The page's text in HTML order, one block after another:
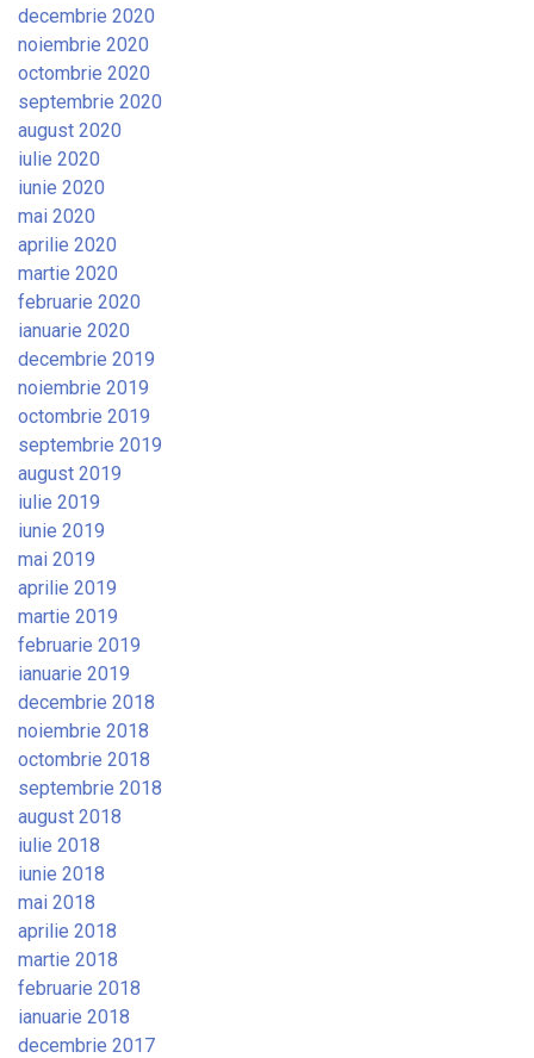
decembrie 2020
noiembrie 2020
octombrie 2020
septembrie 2020
august 2020
iulie 2020
iunie 2020
mai 2020
aprilie 2020
martie 2020
februarie 2020
ianuarie 2020
decembrie 2019
noiembrie 2019
octombrie 2019
septembrie 2019
august 2019
iulie 2019
iunie 2019
mai 2019
aprilie 2019
martie 2019
februarie 2019
ianuarie 2019
decembrie 2018
noiembrie 2018
octombrie 2018
septembrie 2018
august 2018
iulie 2018
iunie 2018
mai 2018
aprilie 2018
martie 2018
februarie 2018
ianuarie 2018
decembrie 2017